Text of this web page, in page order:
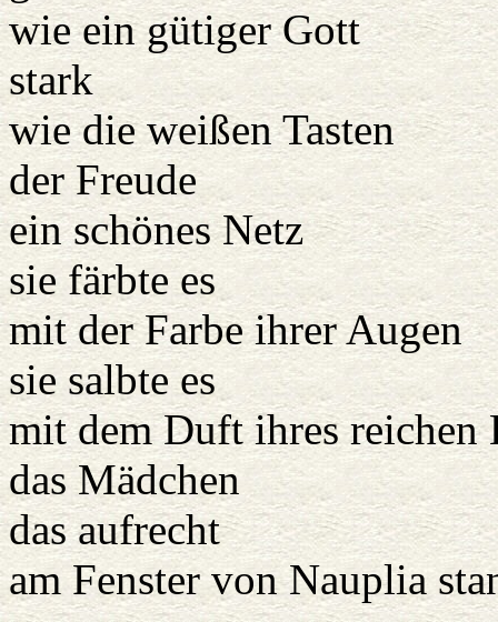
wie ein gütiger Gott
stark
wie die weißen Tasten
der Freude
ein schönes Netz
sie färbte es
mit der Farbe ihrer Augen
sie salbte es
mit dem Duft ihres reichen
das Mädchen
das aufrecht
am Fenster von Nauplia